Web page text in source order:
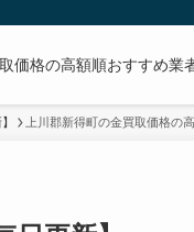
価格の高額順おすすめ業
上川郡新得町の金買取価格の